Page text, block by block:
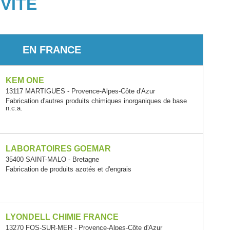
EN FRANCE
KEM ONE
13117 MARTIGUES - Provence-Alpes-Côte d'Azur
Fabrication d'autres produits chimiques inorganiques de base
n.c.a.
LABORATOIRES GOEMAR
35400 SAINT-MALO - Bretagne
Fabrication de produits azotés et d'engrais
LYONDELL CHIMIE FRANCE
13270 FOS-SUR-MER - Provence-Alpes-Côte d'Azur